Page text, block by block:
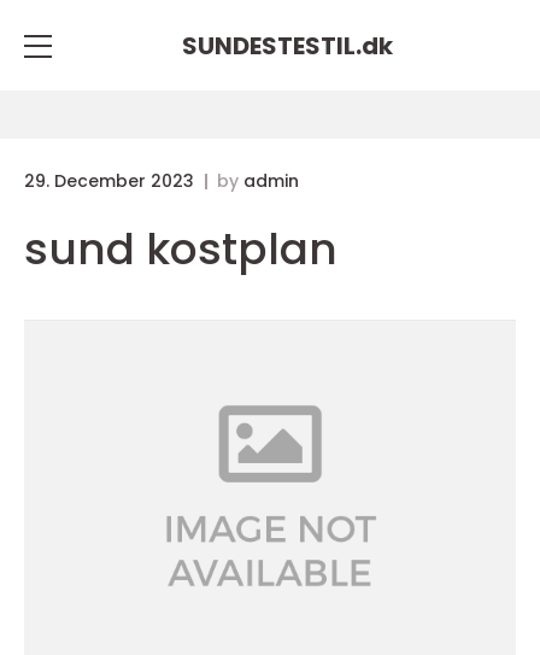
SUNDESTESTIL.dk
29. December 2023 by admin
sund kostplan